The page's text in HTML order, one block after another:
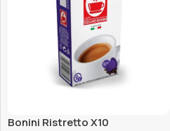
Bonini Ristretto X10